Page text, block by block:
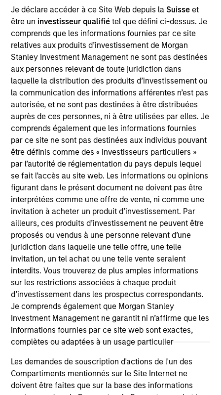
Je déclare accéder à ce Site Web depuis la Suisse et
être un investisseur qualifiétel que défini ci-dessus. Je
comprends que les informations fournies par ce site
relatives aux produits d’investissement de Morgan
Stanley Investment Management ne sont pas destinées
aux personnes relevant de toute juridiction dans
laquelle la distribution des produits d’investissement ou
la communication des informations afférentes n’est pas
autorisée, et ne sont pas destinées à être distribuées
auprès de ces personnes, ni à être utilisées par elles. Je
comprends également que les informations fournies
par ce site ne sont pas destinées aux individus pouvant
être définis comme des « investisseurs particuliers »
par l’autorité de réglementation du pays depuis lequel
se fait l’accès au site web. Les informations ou opinions
figurant dans le présent document ne doivent pas être
interprétées comme une offre de vente, ni comme une
invitation à acheter un produit d’investissement. Par
ailleurs, ces produits d’investissement ne peuvent être
proposés ou vendus à une personne relevant d’une
juridiction dans laquelle une telle offre, une telle
invitation, un tel achat ou une telle vente seraient
interdits. Vous trouverez de plus amples informations
sur les restrictions associées à chaque produit
d’investissement dans les prospectus correspondants.
Je comprends également que Morgan Stanley
Investment Management ne garantit ni n’affirme que les
informations fournies par ce site web sont exactes,
complètes ou adaptées à un usage particulier
Les demandes de souscription d'actions de l'un des
Compartiments mentionnés sur le Site Internet ne
doivent être faites que sur la base des informations
global energy, industrial and marine markets. The
Company assembles, packages and sells natural
gas turbine engines and leases a fleet of rental
generators.
View Site
Board Membership
John Moon, Logan Burt,Ryan T. Jordan
Investment Team
Morgan Stanley Energy Partners
As of July 25, 2025. The above is provided for informational
and educational purposes only. There is no guarantee that
the investment mentioned resulted in positive performance
(for realized holdings), or will perform well in the future (for
current holdings). The trademarks and service marks above
are the property of their respective owners. The information
on this website has not been authorized, sponsored, or
otherwise approved by such owners. By clicking on any
links shown here, you agree that you are navigating to a
third party site. We are providing these hyperlinks to you
only as a convenience and the inclusion of any hyperlink is
not and does not imply any endorsement, approval,
investigation, verification or monitoring by us of any
information contained in any hyperlinked site. In no event
shall we be responsible for the information contained on
the site or your use of such site.